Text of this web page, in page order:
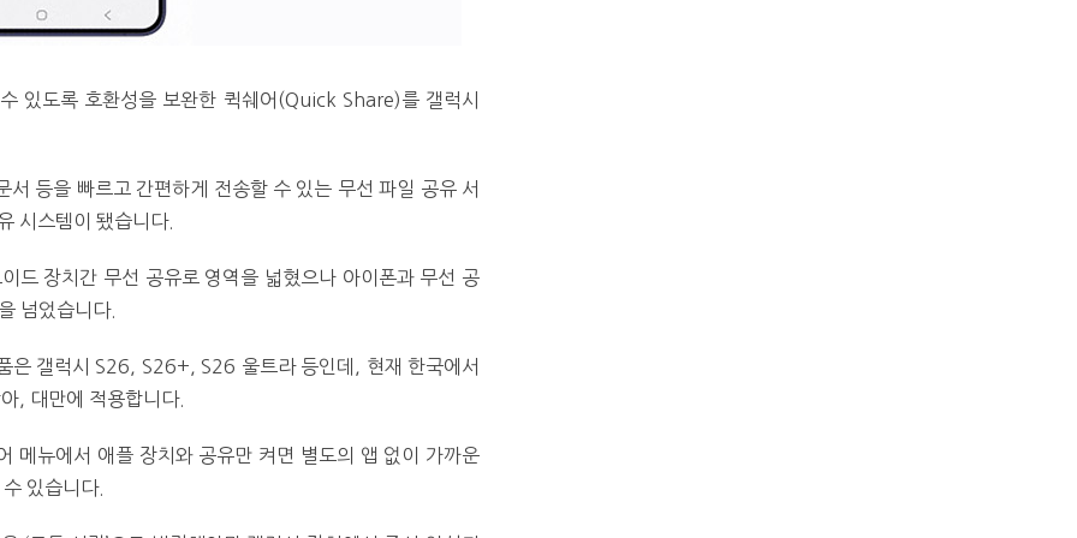
있도록 호환성을 보완한 퀵쉐어(Quick Share)를 갤럭시
등을 빠르고 간편하게 전송할 수 있는 무선 파일 공유 서
시스템이 됐습니다.
드 장치간 무선 공유로 영역을 넓혔으나 아이폰과 무선 공
넘었습니다.
은 갤럭시 S26, S26+, S26 울트라 등인데, 현재 한국에서
, 대만에 적용합니다.
메뉴에서 애플 장치와 공유만 켜면 별도의 앱 없이 가까운
있습니다.